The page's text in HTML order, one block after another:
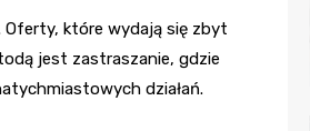
Oferty, które wydają się zbyt
jest zastraszanie, gdzie
działań.